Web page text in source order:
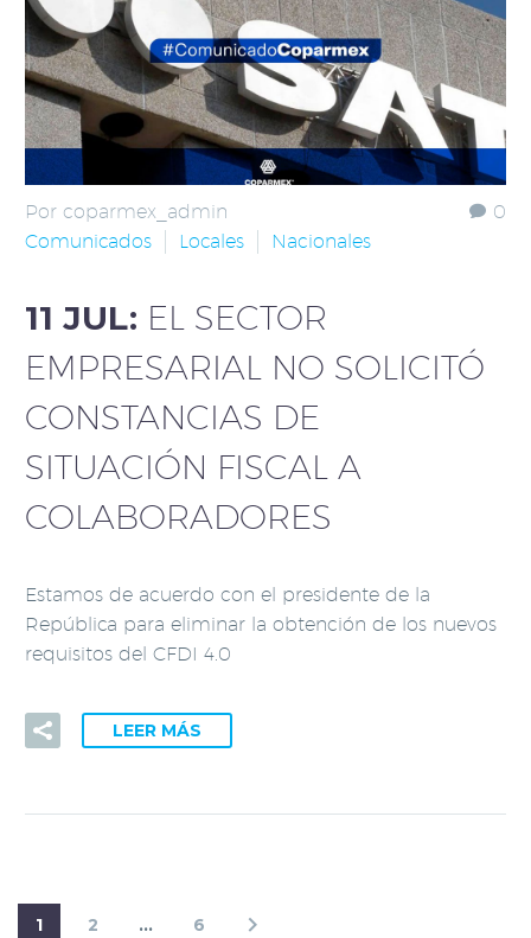
0
Por coparmex_admin
Comunicados
Locales Nacionales
11 JUL: EL SECTOR
EMPRESARIAL NO SOLICITÓ
CONSTANCIAS DE
SITUACIÓN FISCAL A
COLABORADORES
Estamos de acuerdo con el presidente de la
República para eliminar la obtención de los nuevos
requisitos del CFDI 4.0
LEER MÁS
1 2 … 6